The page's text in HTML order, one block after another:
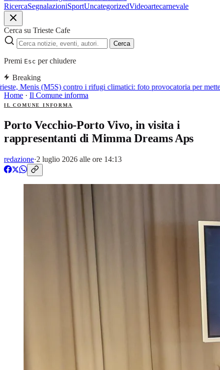
RicercaSegnalazioniSportUncategorizedVideoartecarnevale
Cerca su Trieste Cafe
Cerca
Premi Esc per chiudere
Breaking
Menis (M5S) contro i rifugi climatici: foto provocatoria per
Home · Il Comune informa
IL COMUNE INFORMA
Porto Vecchio-Porto Vivo, in visita i
rappresentanti di Mimma Dreams Aps
redazione·2 luglio 2026 alle ore 14:13